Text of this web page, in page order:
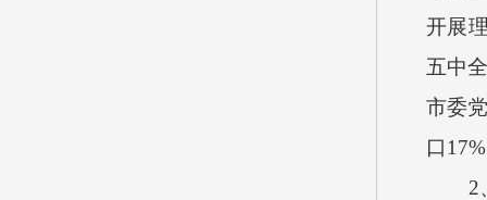
开展
五中
市委
口17%
2